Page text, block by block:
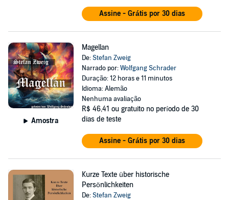
Assine - Grátis por 30 dias
Amostra
Magellan
De:Stefan Zweig
Narrado por:Wolfgang Schrader
Duração: 12 horas e 11 minutos
Idioma: Alemão
Nenhuma avaliação
R$ 46,41 ou gratuito no período de 30
dias de teste
Assine - Grátis por 30 dias
Kurze Texte über historische
Persönlichkeiten
De:Stefan Zweig